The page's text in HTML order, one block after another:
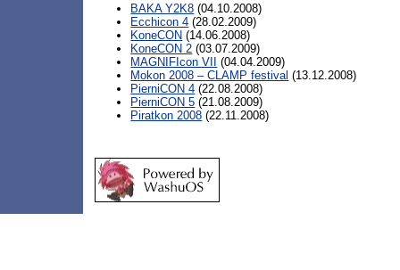
BAKA Y2K8 (04.10.2008)
Ecchicon 4 (28.02.2009)
KoneCON (14.06.2008)
KoneCON 2 (03.07.2009)
MAGNIFIcon VII
(04.04.2009)
Mokon 2008 – CLAMP festival (13.12.2008)
PierniCON 4 (22.08.2008)
PierniCON 5 (21.08.2009)
Piratkon 2008 (22.11.2008)